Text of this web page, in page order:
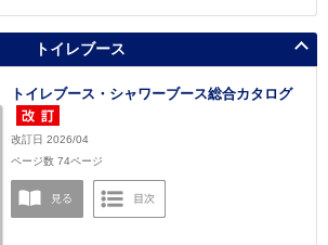
トイレブース
トイレブース・シャワーブース総合カタログ
改訂日 2026/04
ページ数 74ページ